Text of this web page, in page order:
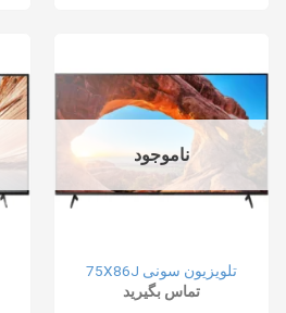
ناموجود
تلویزیون سونی 75X86J
تماس بگیرید